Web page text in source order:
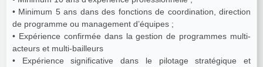
• Minimum 5 ans dans des fonctions de coordination, direction
de programme ou management d’équipes ;
• Expérience confirmée dans la gestion de programmes multi-
acteurs et multi-bailleurs
• Expérience significative dans le pilotage stratégique et